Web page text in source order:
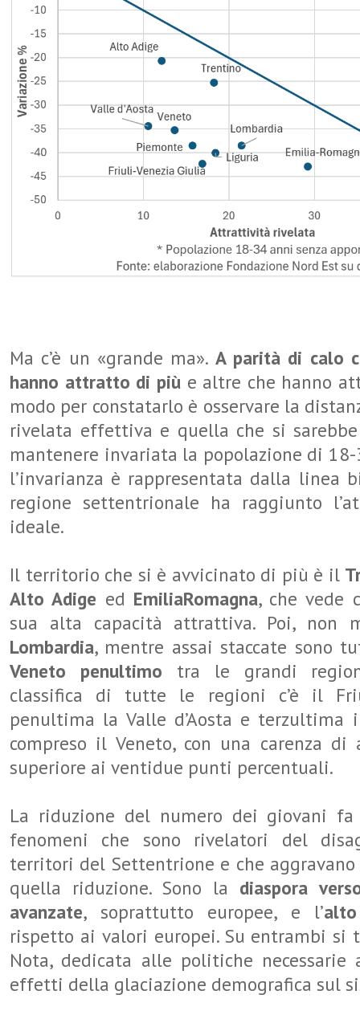
Ma c’è un «grande ma». A parità di calo
hanno attratto di più e altre che hanno
modo per constatarlo è osservare la
rivelata effettiva e quella che si
mantenere invariata la popolazione di
l’invarianza è rappresentata dalla linea
regione settentrionale ha raggiunto
ideale.
Il territorio che si è avvicinato di più è il
Alto Adige ed EmiliaRomagna, che vede
sua alta capacità attrattiva. Poi, non
Lombardia, mentre assai staccate sono
Veneto penultimo tra le grandi
classifica di tutte le regioni c’è il
penultima la Valle d’Aosta e
compreso il Veneto, con una carenza
superiore ai ventidue punti percentuali.
La riduzione del numero dei giovani
fenomeni che sono rivelatori del
territori del Settentrione e che aggravano
quella riduzione. Sono la diaspora
avanzate, soprattutto europee, e l’
rispetto ai valori europei. Su entrambi si
Nota, dedicata alle politiche
effetti della glaciazione demografica sul